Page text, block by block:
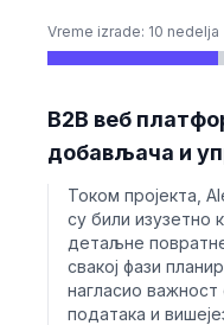
Vreme izrade: 10 nedelja
B2B веб
добављача и
Током пројекта,
су били изузетно
детаљне
свакој фази
нагласио важност
података и